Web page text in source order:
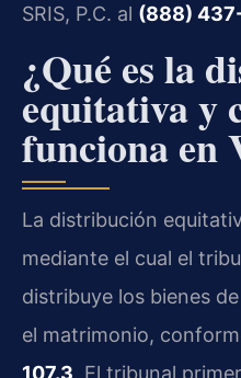
SRIS, P.C. al (888)
¿Qué es la
equitativa y
funciona en
La distribución
mediante el cual el
distribuye los bienes
el matrimonio,
107.3 . El tribunal